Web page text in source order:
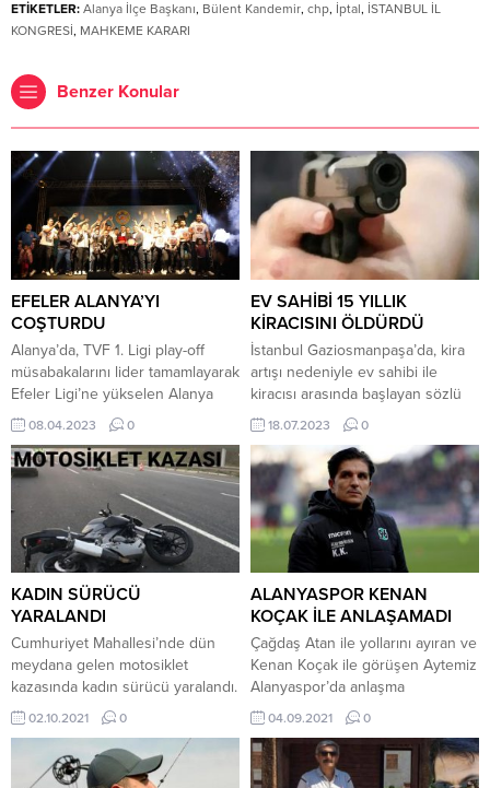
ETİKETLER: Alanya İlçe Başkanı, Bülent Kandemir, chp, İptal, İSTANBUL İL
KONGRESİ, MAHKEME KARARI
Benzer Konular
EFELER ALANYA’YI
COŞTURDU
Alanya’da, TVF 1. Ligi play-off
müsabakalarını lider tamamlayarak
Efeler Ligi’ne yükselen Alanya
Belediyespor’un şampiyonluğu
kutlandı. Tarih yazarak Efeler
Ligi’ne yükselen Alanya
Belediyespor’un şampiyonluğu
büyük bir etkinlikle kutlandı.
Şampiyonluk kupasıyla, Anıt
önünden başlayarak üstü açık
otobüsle şehir turu yapan takım,
ardından Belediye Hizmet binası
yanındaki Ramazan meydanına
gelerek protokol üyeleri ve...
08.04.2023 0
EV SAHİBİ 15 YILLIK
KİRACISINI ÖLDÜRDÜ
İstanbul Gaziosmanpaşa’da, kira
artışı nedeniyle ev sahibi ile
kiracısı arasında başlayan sözlü
tartışma sokağa sıçradı. Ev sahibi,
belinden çıkardığı silahla 15 yıllık
kiracısını sokak ortasında öldürdü.
Olay, Barbaros Hayrettin Paşa
Mahallesi’nde bulunan üç katlı bir
binanın önünde meydana geldi.
İddiaya göre ev sahibi E.D.Ö., 15
yıllık kiracısı H. A. ile...
18.07.2023 0
KADIN SÜRÜCÜ
YARALANDI
Cumhuriyet Mahallesi’nde dün
meydana gelen motosiklet
kazasında kadın sürücü yaralandı.
Önünde seyir halinde giden
otomobile arkadan çarpan
motosiklet sürücüsü yola
savrularak yaralanırken olay
02.10.2021 0
ALANYASPOR KENAN
KOÇAK İLE ANLAŞAMADI
Çağdaş Atan ile yollarını ayıran ve
Kenan Koçak ile görüşen Aytemiz
Alanyaspor’da anlaşma
sağlanamadı. Akdeniz ekibi, son
olarak Bundesliga 2 ekiplerinden
Hannover 96 takımını çalıştıran ve
Almanya’da toplam 150 maça
04.09.2021 0